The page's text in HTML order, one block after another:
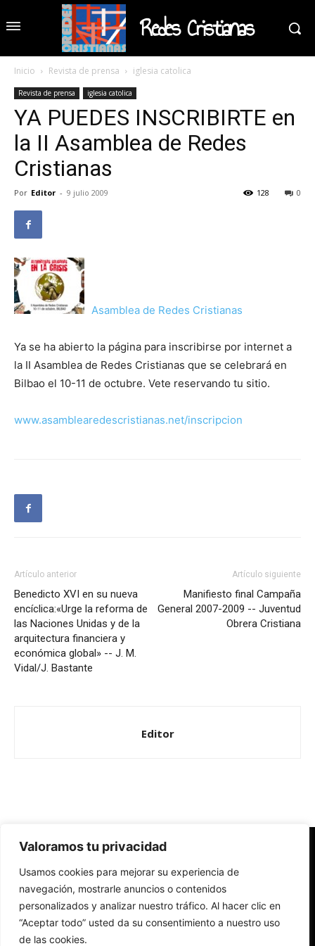
Valoramos tu privacidad
Usamos cookies para mejorar su experiencia de
navegación, mostrarle anuncios o contenidos
personalizados y analizar nuestro tráfico. Al hacer clic en
“Aceptar todo” usted da su consentimiento a nuestro uso
de las cookies.
Redes Cristianas
Inicio Revista de prensa iglesia catolica
Revista de prensa iglesia catolica
YA PUEDES INSCRIBIRTE en
la II Asamblea de Redes
Cristianas
Por Editor - 9 julio 2009 0
128
Asamblea de Redes Cristianas
Ya se ha abierto la página para inscribirse por internet a
la II Asamblea de Redes Cristianas que se celebrará en
Bilbao el 10-11 de octubre. Vete reservando tu sitio.
www.asamblearedescristianas.net/inscripcion
Artículo anterior
Benedicto XVI en su nueva
encíclica:«Urge la reforma de
las Naciones Unidas y de la
arquitectura financiera y
económica global» -- J. M.
Vidal/J. Bastante
Artículo siguiente
Manifiesto final Campaña
General 2007-2009 -- Juventud
Obrera Cristiana
Editor
Redes Cristianas
Una mirada alternativa sobre la Iglesia católica y la sociedad
- Colectivos de Redes Cristianas